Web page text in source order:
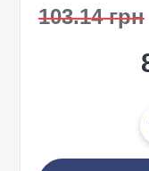
103.14 грн